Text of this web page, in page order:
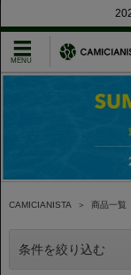
CAMICIANISTA ＞ 商品一覧
条件を絞り込む